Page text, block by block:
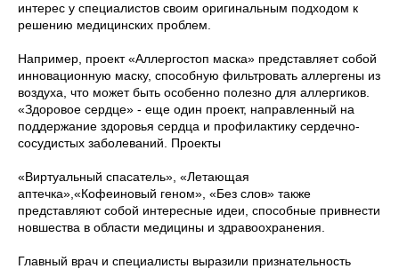
интерес у специалистов своим оригинальным подходом к
решению медицинских проблем.
Например, проект «Аллергостоп маска» представляет собой
инновационную маску, способную фильтровать аллергены из
воздуха, что может быть особенно полезно для аллергиков.
«Здоровое сердце» - еще один проект, направленный на
поддержание здоровья сердца и профилактику сердечно-
сосудистых заболеваний. Проекты
«Виртуальный спасатель», «Летающая
аптечка»,«Кофеиновый геном», «Без слов» также
представляют собой интересные идеи, способные привнести
новшества в области медицины и здравоохранения.
Главный врач и специалисты выразили признательность